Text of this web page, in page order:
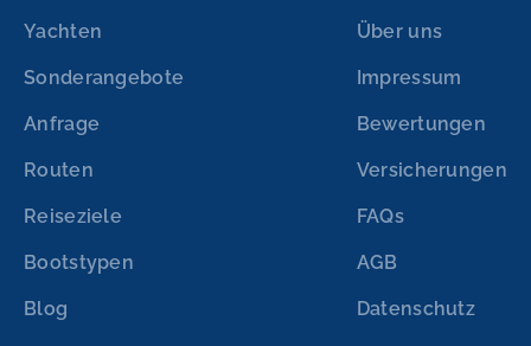
Yachten
Sonderangebote
Anfrage
Routen
Reiseziele
Bootstypen
Blog
Über uns
Impressum
Bewertungen
Versicherungen
FAQs
AGB
Datenschutz